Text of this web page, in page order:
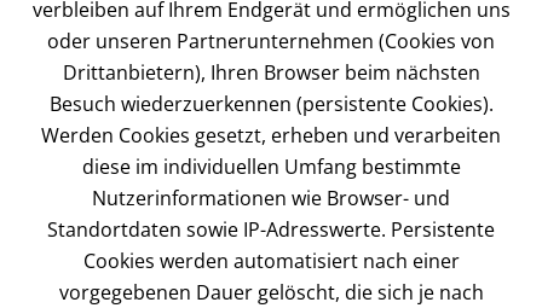
verbleiben auf Ihrem Endgerät und ermöglichen uns
oder unseren Partnerunternehmen (Cookies von
Drittanbietern), Ihren Browser beim nächsten
Besuch wiederzuerkennen (persistente Cookies).
Werden Cookies gesetzt, erheben und verarbeiten
diese im individuellen Umfang bestimmte
Nutzerinformationen wie Browser- und
Standortdaten sowie IP-Adresswerte. Persistente
Cookies werden automatisiert nach einer
vorgegebenen Dauer gelöscht, die sich je nach